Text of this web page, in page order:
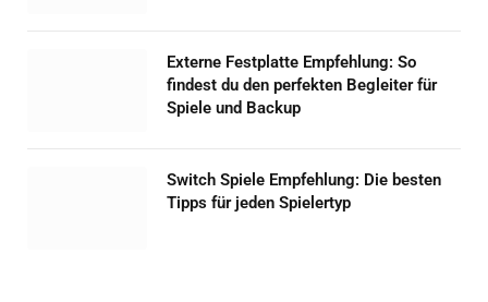
Externe Festplatte Empfehlung: So
findest du den perfekten Begleiter für
Spiele und Backup
Switch Spiele Empfehlung: Die besten
Tipps für jeden Spielertyp